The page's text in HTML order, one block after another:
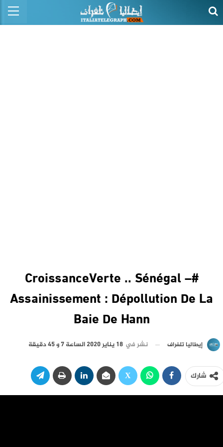
#CroissanceVerte .. Sénégal –
Assainissement : Dépollution De La
Baie De Hann
إيطاليا تلغراف نشر في 18 يناير 2020 الساعة 7 و 45 دقيقة
شارك